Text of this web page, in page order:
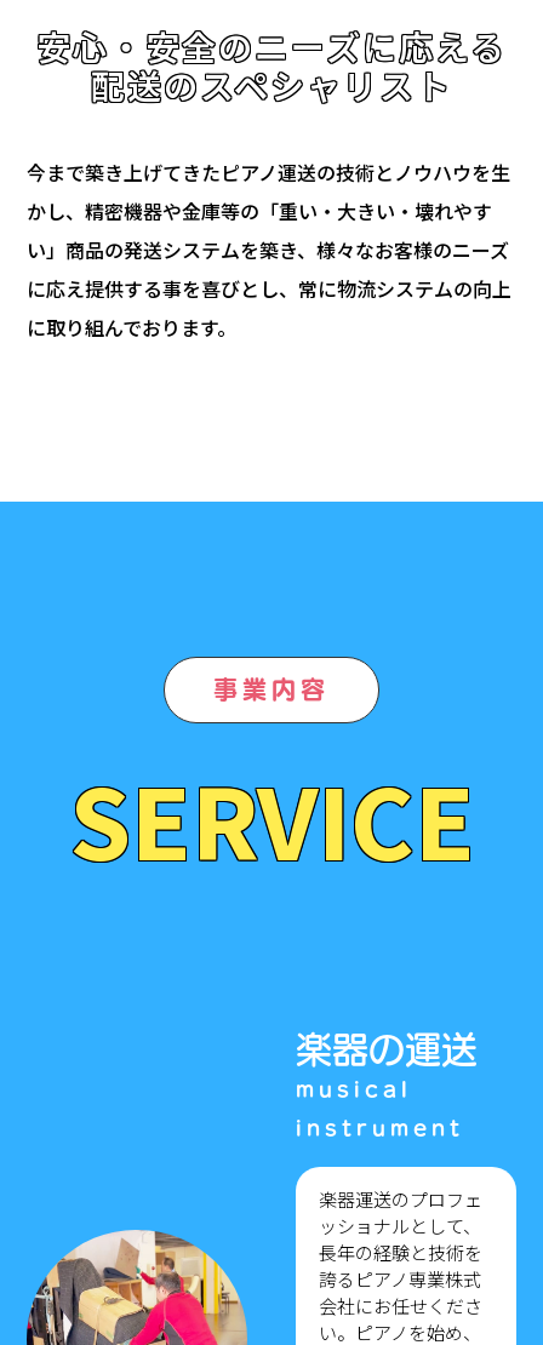
安心・安全のニーズに応える
配送のスペシャリスト
今まで築き上げてきたピアノ運送の技術とノウハウを生
かし、精密機器や金庫等の「重い・大きい・壊れやす
い」商品の発送システムを築き、様々なお客様のニーズ
に応え提供する事を喜びとし、常に物流システムの向上
に取り組んでおります。
事業内容
SERVICE
楽器の運送
楽器運送のプロフェ
ッショナルとして、
長年の経験と技術を
誇るピアノ専業株式
会社にお任せくださ
い。ピアノを始め、